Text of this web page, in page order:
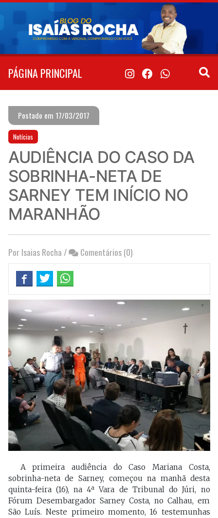
Pular
conteúdo
PÁGINA PRINCIPAL
Postado em 17/03/2017
Notícias
AUDIÊNCIA DO CASO DA
SOBRINHA-NETA DE
SARNEY TEM INÍCIO NO
MARANHÃO
Por Isaias Rocha / Comentários (0)
A primeira audiência do Caso Mariana Costa,
sobrinha-neta de Sarney, começou na manhã desta
quinta-feira (16), na 4ª Vara de Tribunal do Júri, no
Fórum Desembargador Sarney Costa, no Calhau, em
São Luís. Neste primeiro momento, 16 testemunhas